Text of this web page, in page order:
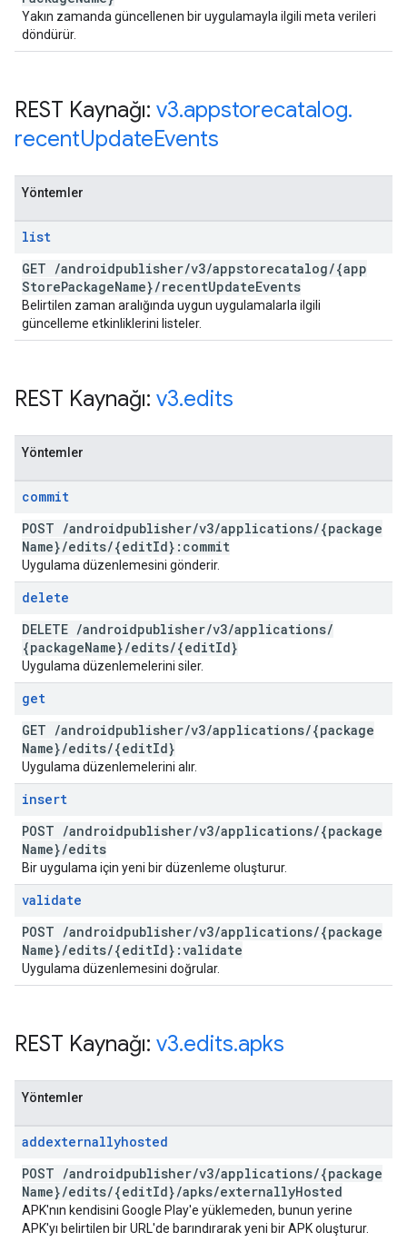
Yakın zamanda güncellenen bir uygulamayla ilgili meta verileri
döndürür.
REST Kaynağı: v3.appstorecatalog.
recentUpdateEvents
Yöntemler
list
GET /androidpublisher/v3/appstorecatalog/{app
StorePackageName}/recentUpdateEvents
Belirtilen zaman aralığında uygun uygulamalarla ilgili
güncelleme etkinliklerini listeler.
REST Kaynağı: v3.edits
Yöntemler
commit
POST /androidpublisher/v3/applications/{package
Name}/edits/{editId}:commit
Uygulama düzenlemesini gönderir.
delete
DELETE /androidpublisher/v3/applications/
{packageName}/edits/{editId}
Uygulama düzenlemelerini siler.
get
GET /androidpublisher/v3/applications/{package
Name}/edits/{editId}
Uygulama düzenlemelerini alır.
insert
POST /androidpublisher/v3/applications/{package
Name}/edits
Bir uygulama için yeni bir düzenleme oluşturur.
validate
POST /androidpublisher/v3/applications/{package
Name}/edits/{editId}:validate
Uygulama düzenlemesini doğrular.
REST Kaynağı: v3.edits.apks
Yöntemler
addexternallyhosted
POST /androidpublisher/v3/applications/{package
Name}/edits/{editId}/apks/externallyHosted
APK'nın kendisini Google Play'e yüklemeden, bunun yerine
APK'yı belirtilen bir URL'de barındırarak yeni bir APK oluşturur.